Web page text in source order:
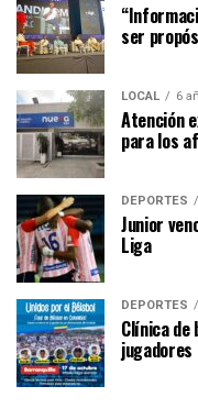
ser
LOCAL 6
Atención
para los
DEPORTES
Junior
Liga
DEPORTES
Clínica de
jugadores